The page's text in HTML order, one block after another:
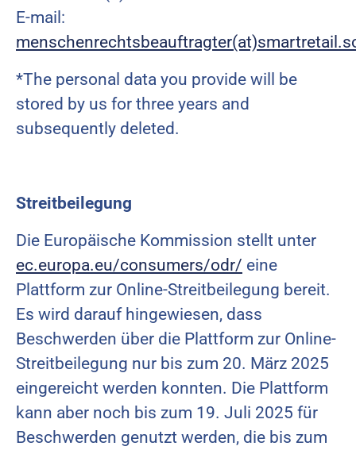
E-mail:
*The personal data you provide will be
stored by us for three years and
subsequently deleted.
Streitbeilegung
Die Europäische Kommission stellt unter
ec.europa.eu/consumers/odr/ eine
Plattform zur Online-Streitbeilegung bereit.
Es wird darauf hingewiesen, dass
Beschwerden über die Plattform zur Online-
Streitbeilegung nur bis zum 20. März 2025
eingereicht werden konnten. Die Plattform
kann aber noch bis zum 19. Juli 2025 für
Beschwerden genutzt werden, die bis zum